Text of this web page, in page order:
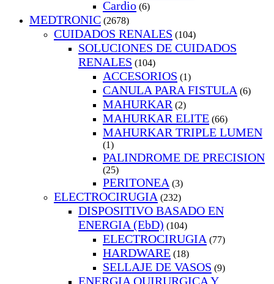
Cardio (6)
MEDTRONIC (2678)
CUIDADOS RENALES (104)
SOLUCIONES DE CUIDADOS
RENALES (104)
ACCESORIOS (1)
CANULA PARA FISTULA (6)
MAHURKAR (2)
MAHURKAR ELITE (66)
MAHURKAR TRIPLE LUMEN
(1)
PALINDROME DE PRECISION
(25)
PERITONEA (3)
ELECTROCIRUGIA (232)
DISPOSITIVO BASADO EN
ENERGIA (EbD) (104)
ELECTROCIRUGIA (77)
HARDWARE (18)
SELLAJE DE VASOS (9)
ENERGIA QUIRURGICA Y